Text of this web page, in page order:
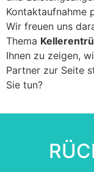
Kontaktaufnahme
Wir freuen uns
Thema
Ihnen zu zeigen,
Partner zur Seite
Sie tun?